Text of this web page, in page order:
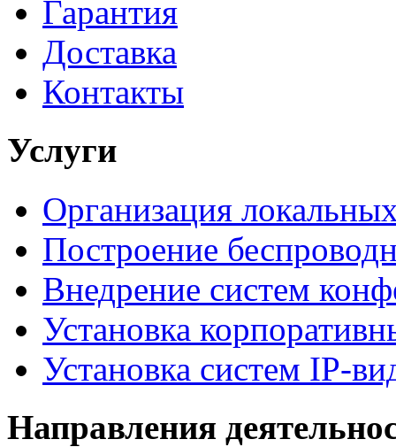
Гарантия
Доставка
Контакты
Услуги
Организация
Построение
Внедрение систем
Установка
Установка систем IP-
Направления